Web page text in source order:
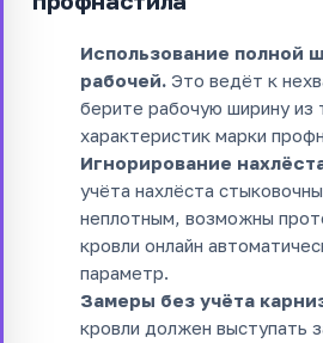
Использование полной
рабочей. Это ведёт к
берите рабочую ширину из
характеристик марки
Игнорирование
учёта нахлёста
неплотным, возможны
кровли онлайн
параметр.
Замеры без учёта
кровли должен выступать